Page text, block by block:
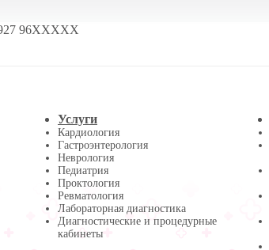
96XXXXX
Услуги
Кардиология
Гастроэнтерология
Неврология
Педиатрия
Проктология
Ревматология
Лабораторная диагностика
Диагностические и процедурные
кабинеты